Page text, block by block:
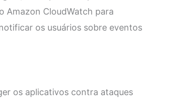
Amazon CloudWatch para
os usuários sobre eventos
os aplicativos contra ataques